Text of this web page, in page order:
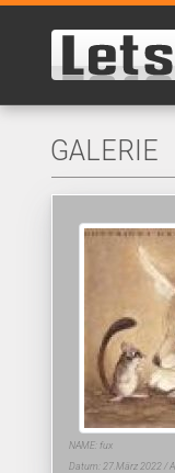
GALERIE
NAME: fux
Datum: 27.März 2022 /